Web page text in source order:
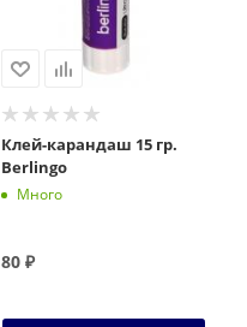
Клей-карандаш 15 гр.
Berlingo
Много
80 ₽